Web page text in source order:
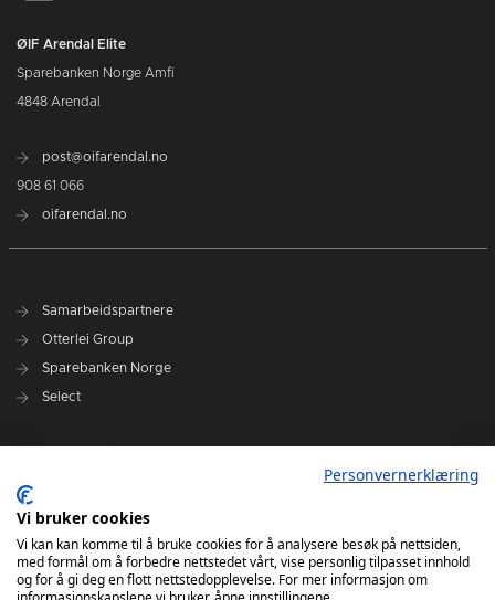
ØIF Arendal Elite
Sparebanken Norge Amfi
4848 Arendal
post@oifarendal.no
908 61 066
oifarendal.no
Samarbeidspartnere
Otterlei Group
Sparebanken Norge
Select
Spillerstall
Administrasjon
Styret
Personvernerklæring
Vi bruker cookies
Vi kan kan komme til å bruke cookies for å analysere besøk på nettsiden,
med formål om å forbedre nettstedet vårt, vise personlig tilpasset innhold
og for å gi deg en flott nettstedopplevelse. For mer informasjon om